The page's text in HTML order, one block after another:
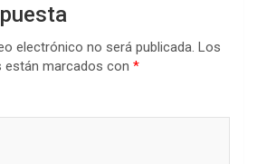
electrónico no será publicada. Los
marcados con *